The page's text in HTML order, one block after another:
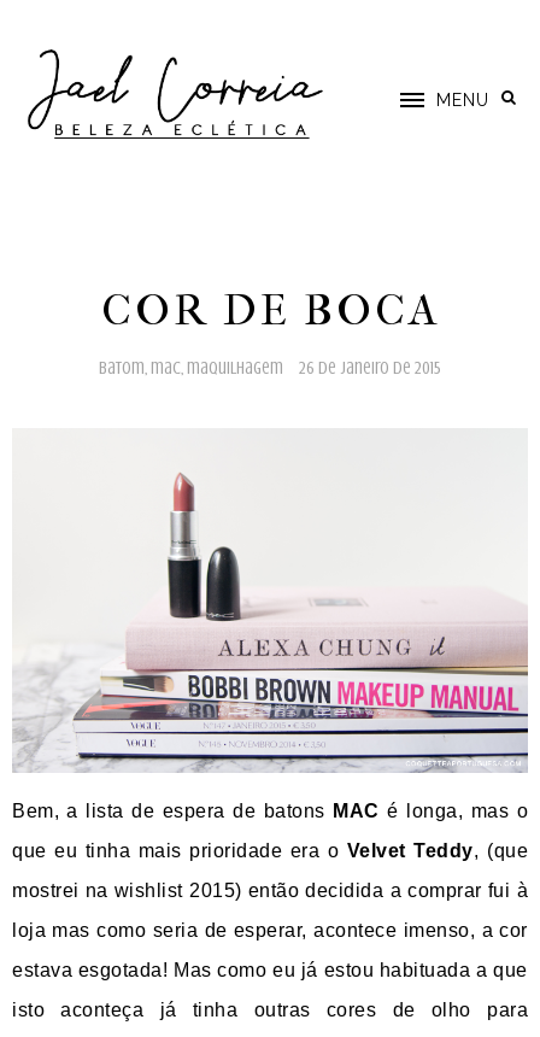
MENU
COR DE BOCA
batom, mac, maquilhagem 26 de janeiro de 2015
Bem, a lista de espera de batons MACé longa, mas o
que eu tinha mais prioridade era o Velvet Teddy, (que
mostrei na wishlist 2015) então decidida a comprar fui à
loja mas como seria de esperar, acontece imenso, a cor
estava esgotada! Mas como eu já estou habituada a que
isto aconteça já tinha outras cores de olho para